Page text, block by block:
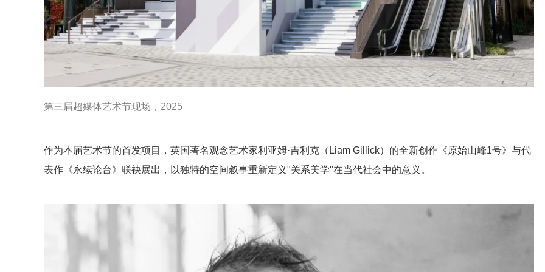
第三届超媒体艺术节现场，2025
作为本届艺术节的首发项目，英国著名观念艺术家利亚姆·吉利克（Liam Gillick）的全新创作《原始山峰1号》与代
表作《永续论台》联袂展出，以独特的空间叙事重新定义"关系美学"在当代社会中的意义。